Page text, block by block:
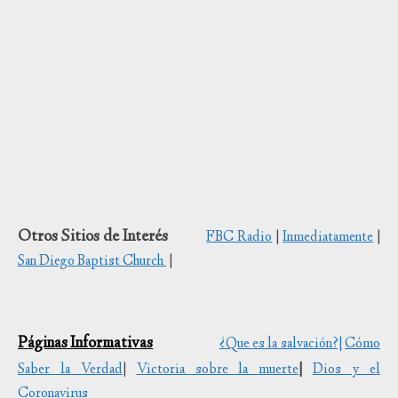
Otros Sitios de Interés FBC Radio|Inmediatamente
San Diego Baptist Church
Páginas Informativas ¿Que es la salvación?|Cómo
Saber la Verdad|Victoria sobre la muerte|
Dios y el
Coronavirus